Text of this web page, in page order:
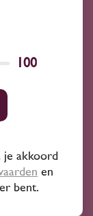
Tawny
100
je akkoord
en
bent.